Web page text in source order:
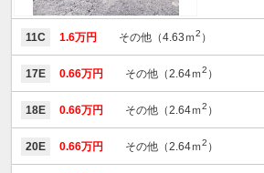
11C 1.6万円 その他（4.63ｍ2 ）
17E 0.66万円 その他（2.64ｍ2 ）
18E 0.66万円 その他（2.64ｍ2 ）
20E 0.66万円 その他（2.64ｍ2 ）